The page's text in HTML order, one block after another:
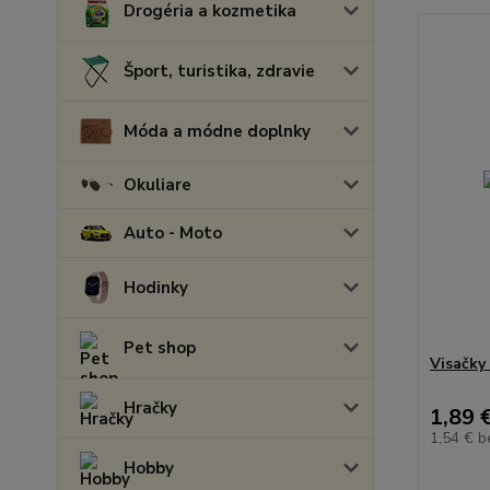
Drogéria a kozmetika
Šport, turistika, zdravie
Móda a módne doplnky
Okuliare
Auto - Moto
Hodinky
Pet shop
Hračky
Hobby
1,89
1,54 €